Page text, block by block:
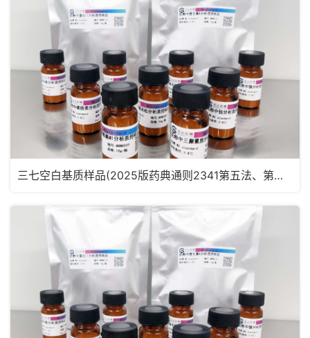
三七空白基质样品(2025版药典通则2341第五法、第六法)MRM2182